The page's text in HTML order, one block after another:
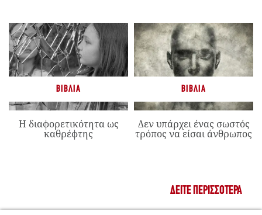
ΒΙΒΛΊΑ
Η διαφορετικότητα ως
καθρέφτης
ΒΙΒΛΊΑ
Δεν υπάρχει ένας σωστός
τρόπος να είσαι άνθρωπος
ΔΕΊΤΕ ΠΕΡΙΣΣΌΤΕΡΑ